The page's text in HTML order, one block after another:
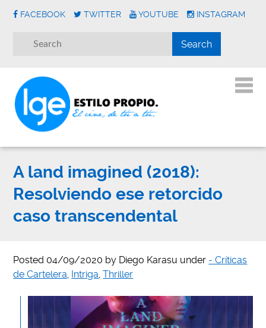
FACEBOOK TWITTER YOUTUBE INSTAGRAM
A land imagined (2018):
Resolviendo ese retorcido
caso transcendental
Posted 04/09/2020 by Diego Karasu under - Críticas
de Cartelera, Intriga,Thriller